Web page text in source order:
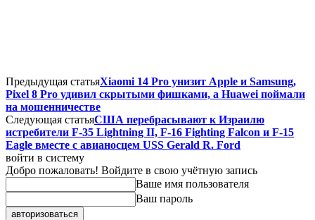
Предыдущая статьяXiaomi 14 Pro унизит Apple и Samsung,
Pixel 8 Pro удивил скрытыми фишками, а Huawei поймали
на мошенничестве
Следующая статьяСША перебрасывают к Израилю
истребители F-35 Lightning II, F-16 Fighting Falcon и F-15
Eagle вместе с авианосцем USS Gerald R. Ford
войти в систему
Добро пожаловать! Войдите в свою учётную запись
Ваше имя пользователя
Ваш пароль